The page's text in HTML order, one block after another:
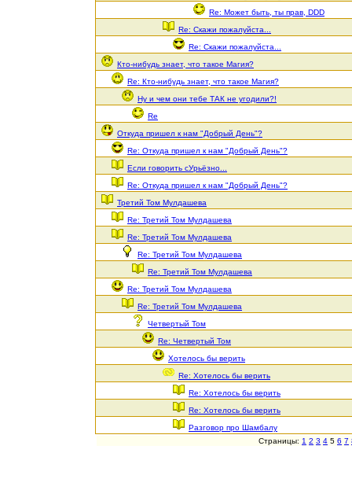
Re: Может быть, ты прав, DDD
Re: Скажи пожалуйста...
Re: Скажи пожалуйста...
Кто-нибудь знает, что такое Магия?
Re: Кто-нибудь знает, что такое Магия?
Ну и чем они тебе ТАК не угодили?!
Re
Откуда пришел к нам "Добрый День"?
Re: Откуда пришел к нам "Добрый День"?
Если говорить сУрьёзно...
Re: Откуда пришел к нам "Добрый День"?
Третий Том Мулдашева
Re: Третий Том Мулдашева
Re: Третий Том Мулдашева
Re: Третий Том Мулдашева
Re: Третий Том Мулдашева
Re: Третий Том Мулдашева
Re: Третий Том Мулдашева
Четвертый Том
Re: Четвертый Том
Хотелось бы верить
Re: Хотелось бы верить
Re: Хотелось бы верить
Re: Хотелось бы верить
Разговор про Шамбалу
Страницы: 1 2 3 4 5 6 7